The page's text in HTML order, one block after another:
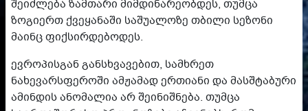
შეიძლება ზამთარი მიმდინარეობდეს, თუმცა
ზოგიერთ ქვეყანაში საშუალოზე თბილი სეზონი
მაინც ფიქსირდებოდეს.
ევროპისგან განსხვავებით, სამხრეთ
ნახევარსფეროში ამჟამად ერთიანი და მასშტაბური
ამინდის ანომალია არ შეინიშნება. თუმცა